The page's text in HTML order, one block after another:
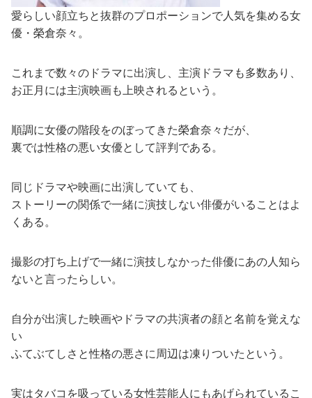
愛らしい顔立ちと抜群のプロポーションで人気を集める女
優・榮倉奈々。
これまで数々のドラマに出演し、主演ドラマも多数あり、
お正月には主演映画も上映されるという。
順調に女優の階段をのぼってきた榮倉奈々だが、
裏では性格の悪い女優として評判である。
同じドラマや映画に出演していても、
ストーリーの関係で一緒に演技しない俳優がいることはよ
くある。
撮影の打ち上げで一緒に演技しなかった俳優にあの人知ら
ないと言ったらしい。
自分が出演した映画やドラマの共演者の顔と名前を覚えな
い
ふてぶてしさと性格の悪さに周辺は凍りついたという。
実はタバコを吸っている女性芸能人にもあげられているこ